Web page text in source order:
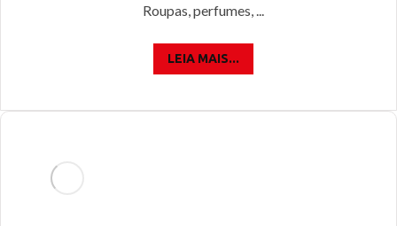
Roupas, perfumes, ...
LEIA MAIS...